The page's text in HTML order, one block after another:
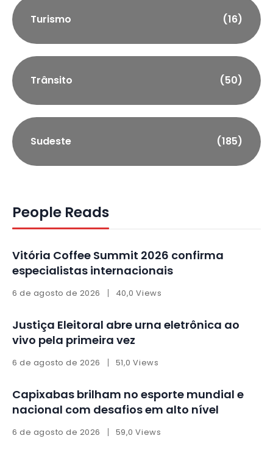
Turismo (16)
Trânsito (50)
Sudeste (185)
People Reads
Vitória Coffee Summit 2026 confirma
especialistas internacionais
6 de agosto de 2026 40,0 Views
Justiça Eleitoral abre urna eletrônica ao
vivo pela primeira vez
6 de agosto de 2026 51,0 Views
Capixabas brilham no esporte mundial e
nacional com desafios em alto nível
6 de agosto de 2026 59,0 Views